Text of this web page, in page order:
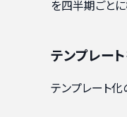
を四半期ごと
テンプレー
テンプレート